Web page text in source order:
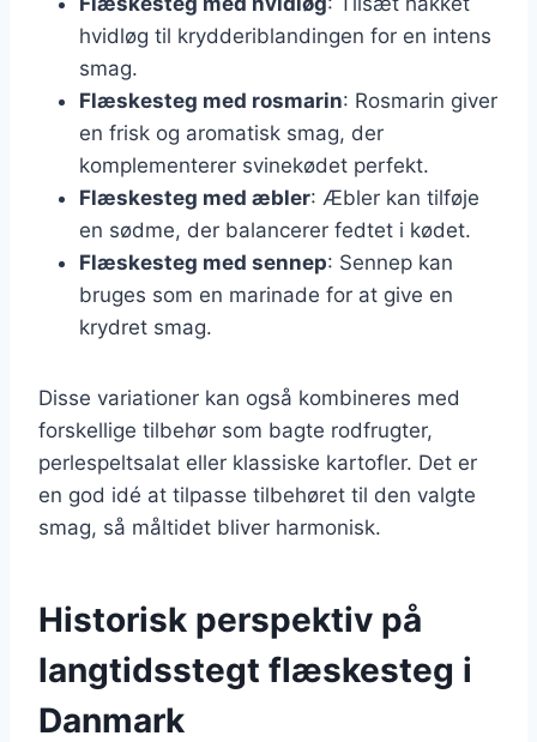
hvidløg til krydderiblandingen for en intens
smag.
Flæskesteg med rosmarin: Rosmarin giver
en frisk og aromatisk smag, der
komplementerer svinekødet perfekt.
Flæskesteg med æbler: Æbler kan tilføje
en sødme, der balancerer fedtet i kødet.
Flæskesteg med sennep: Sennep kan
bruges som en marinade for at give en
krydret smag.
Disse variationer kan også kombineres med
forskellige tilbehør som bagte rodfrugter,
perlespeltsalat eller klassiske kartofler. Det er
en god idé at tilpasse tilbehøret til den valgte
smag, så måltidet bliver harmonisk.
Historisk perspektiv på
langtidsstegt flæskesteg i
Danmark